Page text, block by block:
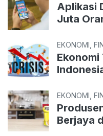
Aplikasi
Juta
EKONOMI,
Ekonomi
EKONOMI,
Berjaya